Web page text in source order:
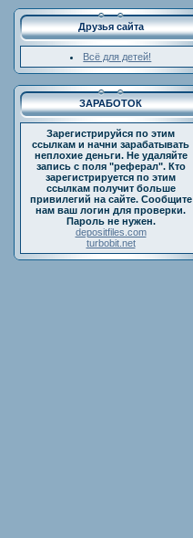
Друзья сайта
Всё для детей!
ЗАРАБОТОК
Зарегистрируйся по этим
ссылкам и начни зарабатывать
неплохие деньги. Не удаляйте
запись с поля "реферал". Кто
зарегистрируется по этим
ссылкам получит больше
привилегий на сайте. Сообщите
нам ваш логин для проверки.
Пароль не нужен.
depositfiles.com
turbobit.net